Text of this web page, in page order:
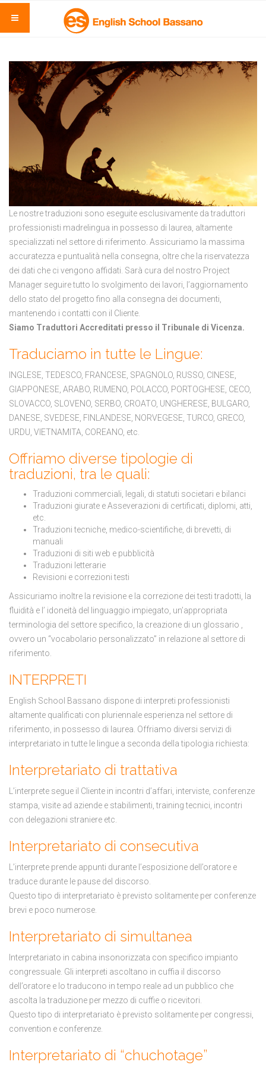
Le nostre traduzioni sono eseguite esclusivamente da traduttori
professionisti madrelingua in possesso di laurea, altamente
specializzati nel settore di riferimento. Assicuriamo la massima
accuratezza e puntualità nella consegna, oltre che la riservatezza
dei dati che ci vengono affidati. Sarà cura del nostro Project
Manager seguire tutto lo svolgimento dei lavori, l’aggiornamento
dello stato del progetto fino alla consegna dei documenti,
mantenendo i contatti con il Cliente.
Siamo Traduttori Accreditati presso il Tribunale di Vicenza.
Traduciamo in tutte le Lingue:
INGLESE, TEDESCO, FRANCESE, SPAGNOLO, RUSSO, CINESE,
GIAPPONESE, ARABO, RUMENO, POLACCO, PORTOGHESE, CECO,
SLOVACCO, SLOVENO, SERBO, CROATO, UNGHERESE, BULGARO,
DANESE, SVEDESE, FINLANDESE, NORVEGESE, TURCO, GRECO,
URDU, VIETNAMITA, COREANO, etc.
Offriamo diverse tipologie di
traduzioni, tra le quali:
Traduzioni commerciali, legali, di statuti societari e bilanci
Traduzioni giurate e Asseverazioni di certificati, diplomi, atti,
etc.
Traduzioni tecniche, medico-scientifiche, di brevetti, di
manuali
Traduzioni di siti web e pubblicità
Traduzioni letterarie
Revisioni e correzioni testi
Assicuriamo inoltre la revisione e la correzione dei testi tradotti, la
fluidità e l’ idoneità del linguaggio impiegato, un’appropriata
terminologia del settore specifico, la creazione di un glossario ,
ovvero un “vocabolario personalizzato” in relazione al settore di
riferimento.
INTERPRETI
English School Bassano dispone di interpreti professionisti
altamente qualificati con pluriennale esperienza nel settore di
riferimento, in possesso di laurea. Offriamo diversi servizi di
interpretariato in tutte le lingue a seconda della tipologia richiesta:
Interpretariato di trattativa
L’interprete segue il Cliente in incontri d’affari, interviste, conferenze
stampa, visite ad aziende e stabilimenti, training tecnici, incontri
con delegazioni straniere etc.
Interpretariato di consecutiva
L’interprete prende appunti durante l’esposizione dell’oratore e
traduce durante le pause del discorso.
Questo tipo di interpretariato è previsto solitamente per conferenze
brevi e poco numerose.
Interpretariato di simultanea
Interpretariato in cabina insonorizzata con specifico impianto
congressuale. Gli interpreti ascoltano in cuffia il discorso
dell’oratore e lo traducono in tempo reale ad un pubblico che
ascolta la traduzione per mezzo di cuffie o ricevitori.
Questo tipo di interpretariato è previsto solitamente per congressi,
convention e conferenze.
Interpretariato di “chuchotage”